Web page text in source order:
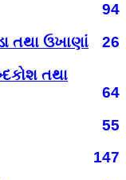
94
તથા ઉખાણાં
26
તથા
64
55
147